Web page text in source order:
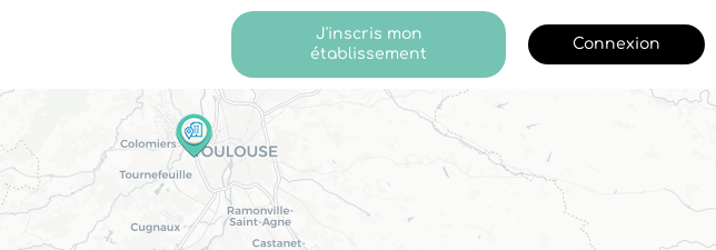
J'inscris mon
établissement
Connexion